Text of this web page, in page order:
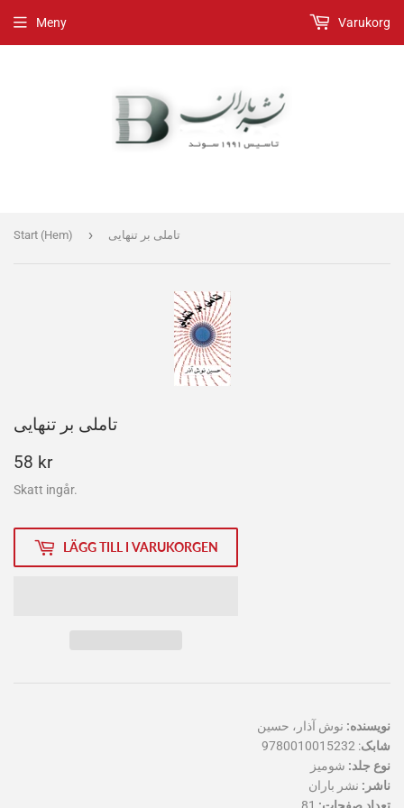
Meny Varukorg
Start (Hem) › تاملی بر تنهایی
تاملی بر تنهایی
58 kr58
kr
Skatt ingår.
LÄGG TILL I VARUKORGEN
نویسنده: نوش آذار، حسین
شابک:
9780010015232
نوع جلد: شوميز
ناشر: نشر باران
تعداد صفحات: